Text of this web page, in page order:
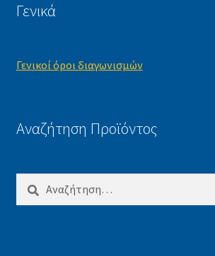
Γενικά
Γενικοί όροι διαγωνισμών
Αναζήτηση Προϊόντος
Αναζήτηση